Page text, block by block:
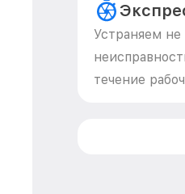
Устраняем
течение